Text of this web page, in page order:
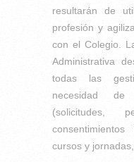
resultarán de
profesión y
con el Colegio.
Administrativa
todas las
necesidad de
(solicitudes,
cursos y